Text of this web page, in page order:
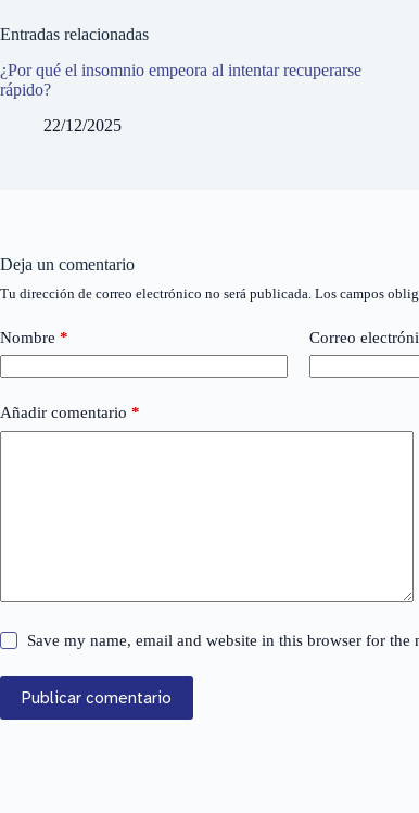
Entradas relacionadas
¿Por qué el insomnio empeora al intentar recuperarse
rápido?
22/12/2025
Deja un comentario
Tu dirección de correo electrónico no será publicada. Los campos
Nombre * Correo
Añadir comentario *
Save my name, email and website in this browser for the
Publicar comentario